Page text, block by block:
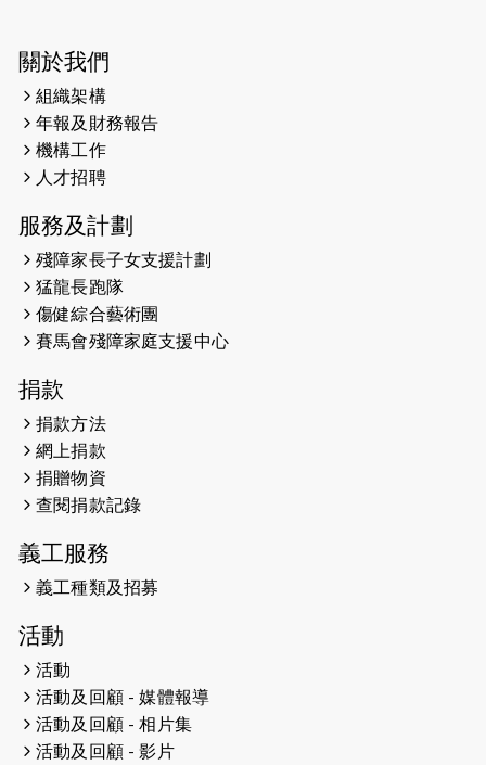
2026-05-28
2026-05-22
2026-05-21
2026-05-14
（19:00開始）
2026-05-07
開始）
2026-04-30
2026-04-25
2026-04-24
2026-04-23
2026-04-19
2026-04-16
猛龍長跑隊恆常練習 - 4月16日
（19:00開始）
關於我們
組織架構
年報及財務報告
機構工作
人才招聘
服務及計劃
殘障家長子女支援計劃
猛龍長跑隊
傷健綜合藝術團
賽馬會殘障家庭支援中心
捐款
捐款方法
網上捐款
捐贈物資
查閱捐款記錄
義工服務
義工種類及招募
活動
活動
活動及回顧 - 媒體報導
活動及回顧 - 相片集
活動及回顧 - 影片